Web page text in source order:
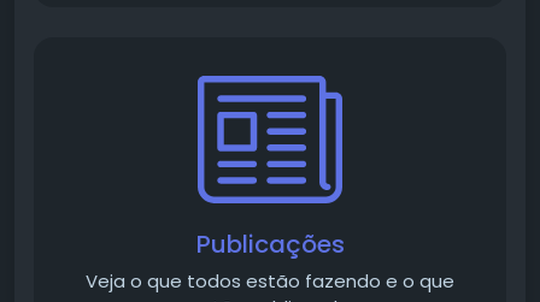
Publicações
Veja o que todos estão fazendo e o que